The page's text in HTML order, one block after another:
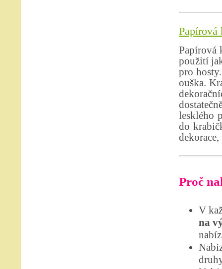
Papírová
Papírová
použití
pro
ouška.
lesklého
do
Proč
V
na